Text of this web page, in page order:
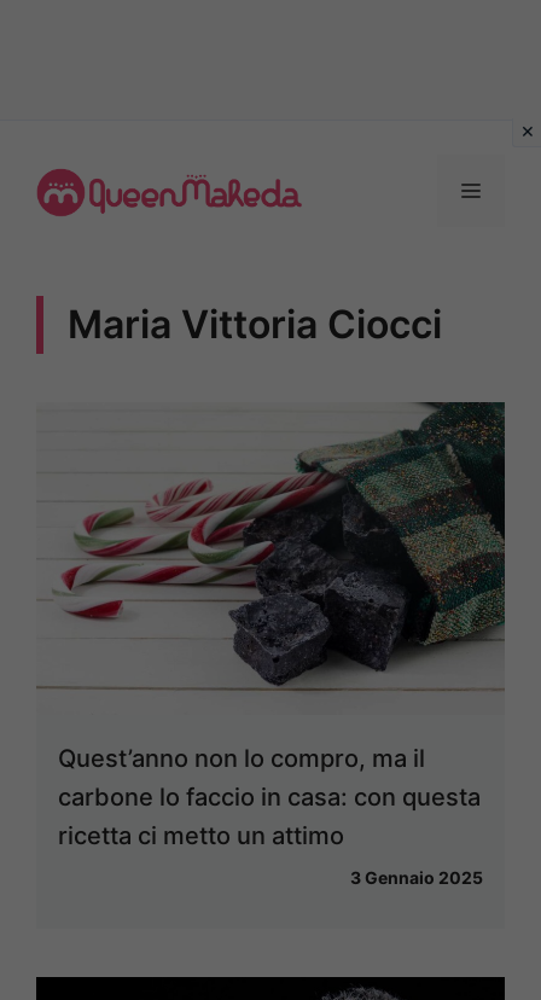
contenuto
MENU
Maria Vittoria Ciocci
Quest’anno non lo compro, ma il
carbone lo faccio in casa: con questa
ricetta ci metto un attimo
3 Gennaio 2025